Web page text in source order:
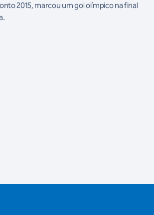
2015, marcou um gol olímpico na final